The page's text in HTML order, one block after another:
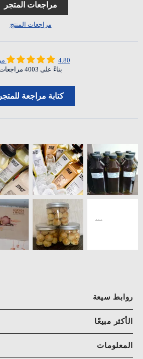
مراجعات المتجر
مراجعات المنتج
4.80 من 5
بناءً على 4003 مراجعات
كتابة مراجعة للمتجر
روابط سيعة
الأكثر مبيعًا
المعلومات